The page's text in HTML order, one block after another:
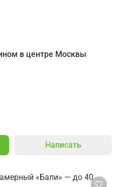
в центре Москвы
Написать